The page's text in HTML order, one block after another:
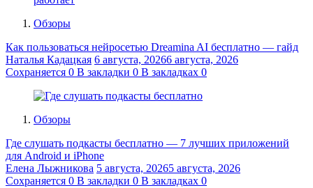
Обзоры
Как пользоваться нейросетью Dreamina AI бесплатно — гайд
Наталья Кадацкая 6 августа, 20266 августа, 2026
Сохраняется 0 В закладки 0 В закладках 0
Обзоры
Где слушать подкасты бесплатно — 7 лучших приложений
для Android и iPhone
Елена Лыжникова 5 августа, 20265 августа, 2026
Сохраняется 0 В закладки 0 В закладках 0